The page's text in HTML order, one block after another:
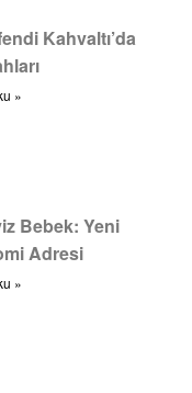
Kahvaltı’da
»
Bebek: Yeni
Adresi
»